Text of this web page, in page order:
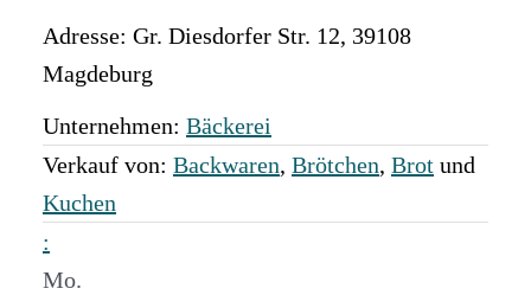
Adresse: Gr. Diesdorfer Str. 12, 39108
Magdeburg
Unternehmen: Bäckerei
Verkauf von: Backwaren, Brötchen, Brot und
Kuchen
:
Mo.